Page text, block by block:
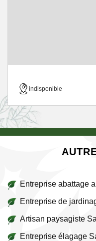
indisponible
Entreprise abattage
Entreprise de
Artisan paysagiste
Entreprise élagage